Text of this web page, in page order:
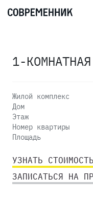
1-
Жилой комплекс
Дом
Этаж
Номер квартиры
Площадь
УЗНАТЬ СТОИМОСТЬ
ЗАПИСАТЬСЯ НА